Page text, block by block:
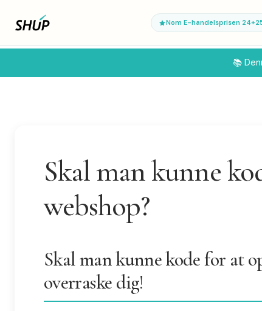
📚
Nom E-handelsprisen
Skal man kunne
webshop?
Skal man kunne kode for at
overraske dig!